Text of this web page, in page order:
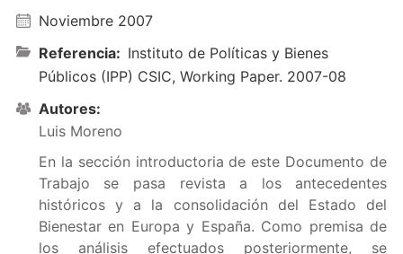
Noviembre 2007
Referencia
Instituto de Políticas y Bienes
Públicos (IPP) CSIC, Working Paper. 2007-08
Autores
Luis Moreno
En la sección introductoria de este Documento de
Trabajo se pasa revista a los antecedentes
históricos y a la consolidación del Estado del
Bienestar en Europa y España. Como premisa de
los análisis efectuados posteriormente, se